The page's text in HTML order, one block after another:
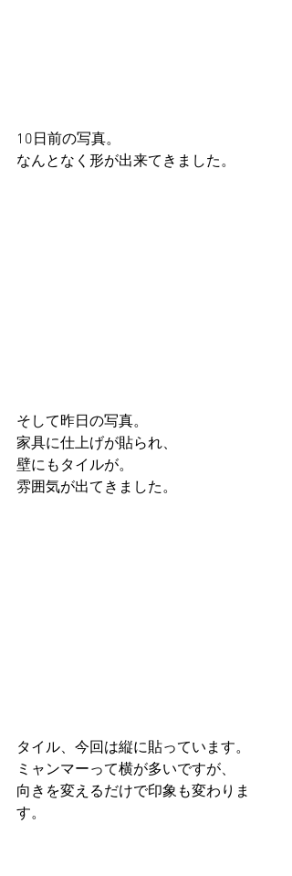
10日前の写真。
なんとなく形が出来てきました。
そして昨日の写真。
家具に仕上げが貼られ、
壁にもタイルが。
雰囲気が出てきました。
タイル、今回は縦に貼っています。
ミャンマーって横が多いですが、
向きを変えるだけで印象も変わりま
す。